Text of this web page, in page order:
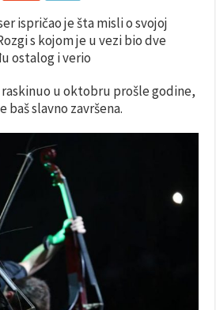
ispričao je šta misli o svojoj
s kojom je u vezi bio dve
ostalog i verio
u oktobru prošle godine,
baš slavno završena.